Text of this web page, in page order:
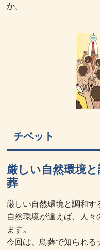
か。
チベット
厳しい自然環境
葬
厳しい自然環境と調和す
自然環境が違えば、人
ます。
今回は、鳥葬で知られる